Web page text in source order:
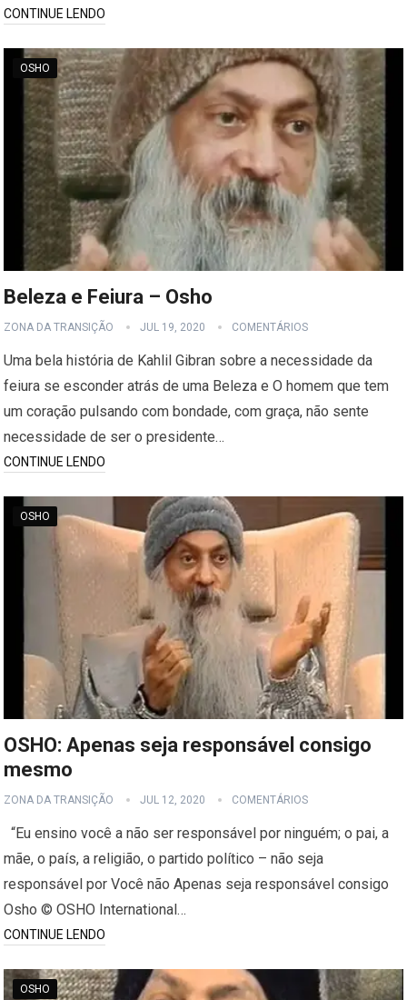
CONTINUE LENDO
OSHO
Beleza e Feiura – Osho
ZONA DA TRANSIÇÃO JUL 19, 2020 COMENTÁRIOS
Uma bela história de Kahlil Gibran sobre a necessidade da
feiura se esconder atrás de uma Beleza e O homem que tem
um coração pulsando com bondade, com graça, não sente
necessidade de ser o presidente…
CONTINUE LENDO
OSHO
OSHO: Apenas seja responsável consigo
mesmo
ZONA DA TRANSIÇÃO JUL 12, 2020 COMENTÁRIOS
“Eu ensino você a não ser responsável por ninguém; o pai, a
mãe, o país, a religião, o partido político – não seja
responsável por Você não Apenas seja responsável consigo
Osho © OSHO International…
CONTINUE LENDO
OSHO